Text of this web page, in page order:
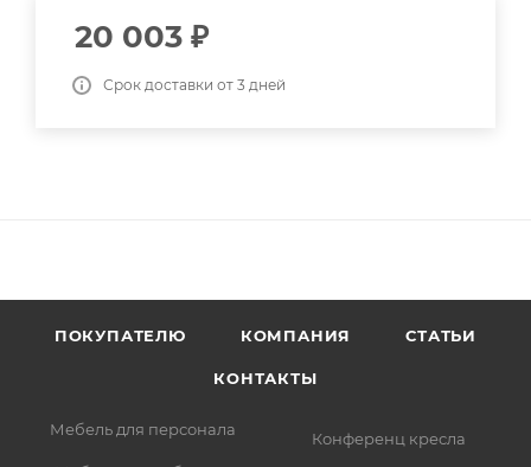
20 003 ₽
Срок доставки от 3 дней
ПОКУПАТЕЛЮ КОМПАНИЯ СТАТЬИ
КОНТАКТЫ
Мебель для персонала Конференц кресла